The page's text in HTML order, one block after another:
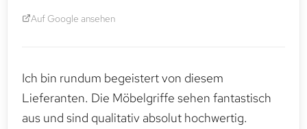
Auf Google ansehen
Ich bin rundum begeistert von diesem
Lieferanten. Die Möbelgriffe sehen fantastisch
aus und sind qualitativ absolut hochwertig.